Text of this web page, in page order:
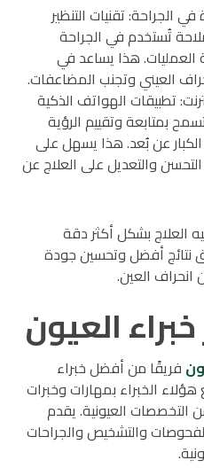
الجراحة: تقنيات التنظير
تُستخدم في الجراحة
العمليات. هذا يساعد في
العيني وتجنب المضاعفات.
تطبيقات الهواتف الذكية
تسمح بمتابعة وتقييم الرؤية
الكبار عن بُعد. هذا يسهل على
والتعديل على العلاج عن
العلاج بشكل أكثر دقة
نتائج أفضل وتحسين جودة
العين.
العيون
فريقًا من أفضل خبراء
الخبراء بمهارات وخبرات
العيونية. يقدم
والتشخيص والجراحات